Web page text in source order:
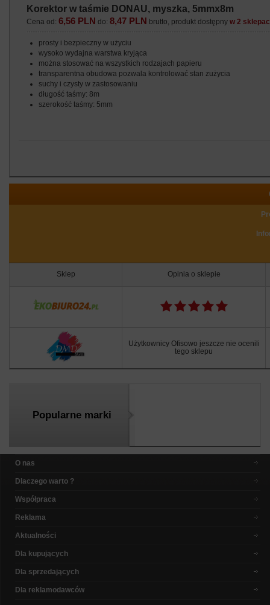
Korektor w taśmie DONAU, myszka, 5mmx8m
Cena od:6,56 PLN do:8,47 PLN brutto, produkt dostępnyw 2
prosty i bezpieczny w użyciu
wysoko wydajna warstwa kryjąca
można stosować na wszystkich rodzajach papieru
transparentna obudowa pozwala kontrolować stan zużycia
suchy i czysty w zastosowaniu
długość taśmy: 8m
szerokość taśmy: 5mm
Sklep Opinia o sklepie
Użytkownicy Ofisowo jeszcze nie ocenili
tego sklepu
Popularne marki
O nas
Dlaczego warto ?
Współpraca
Reklama
Aktualności
Dla kupujących
Dla sprzedających
Dla reklamodawców